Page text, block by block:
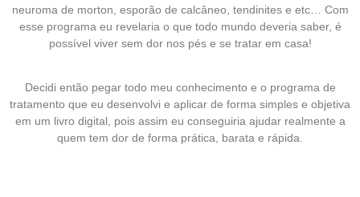
neuroma de morton, esporão de calcâneo, tendinites e etc… Com
esse programa eu revelaria o que todo mundo deveria saber, é
possível viver sem dor nos pés e se tratar em casa!
Decidi então pegar todo meu conhecimento e o programa de
tratamento que eu desenvolvi e aplicar de forma simples e objetiva
em um livro digital, pois assim eu conseguiria ajudar realmente a
quem tem dor de forma prática, barata e rápida.